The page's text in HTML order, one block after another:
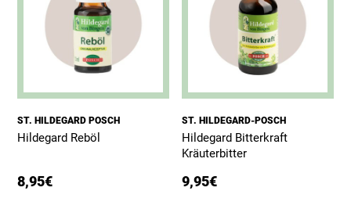
ST. HILDEGARD POSCH
Hildegard Reböl
8,95€
ST. HILDEGARD-POSCH
Hildegard Bitterkraft
Kräuterbitter
9,95€